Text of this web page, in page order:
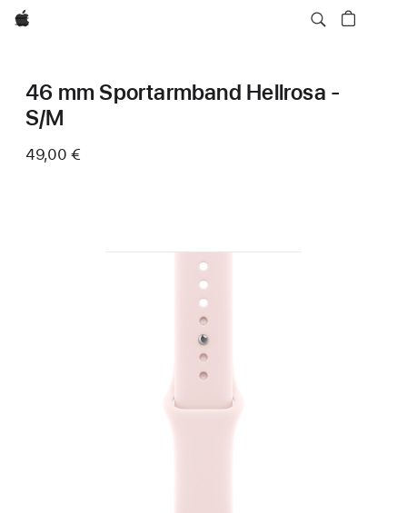
Apple
46 mm Sportarmband Hellrosa -
S/M
49,00 €